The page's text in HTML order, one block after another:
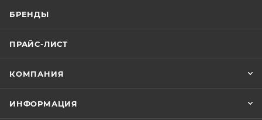
БРЕНДЫ
ПРАЙС-ЛИСТ
КОМПАНИЯ
ИНФОРМАЦИЯ